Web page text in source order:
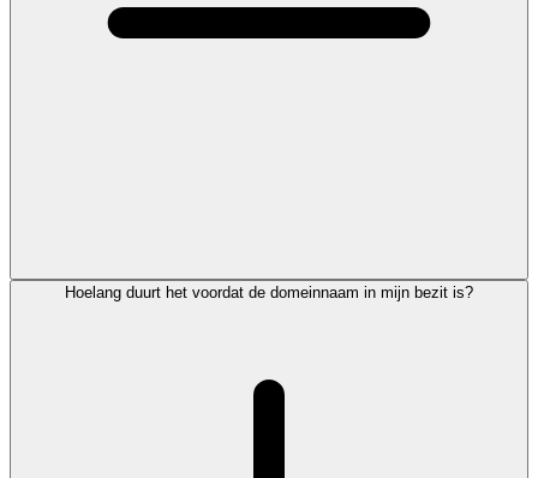
Hoelang duurt het voordat de domeinnaam in mijn bezit is?